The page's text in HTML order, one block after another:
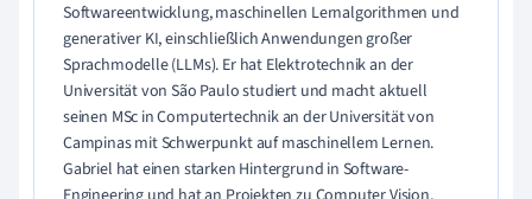
Softwareentwicklung, maschinellen Lernalgorithmen und
generativer KI, einschließlich Anwendungen großer
Sprachmodelle (LLMs). Er hat Elektrotechnik an der
Universität von São Paulo studiert und macht aktuell
seinen MSc in Computertechnik an der Universität von
Campinas mit Schwerpunkt auf maschinellem Lernen.
Gabriel hat einen starken Hintergrund in Software-